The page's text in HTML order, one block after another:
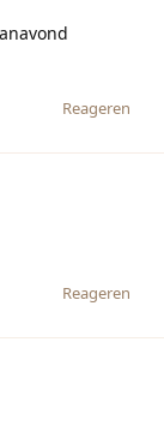
Reageren
Reageren